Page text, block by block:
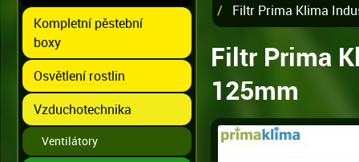
Kompletní pěstební
boxy
Osvětlení rostlin
Vzduchotechnika
Ventilátory
/
Filtr Prima Klima
Filtr Prima
125mm